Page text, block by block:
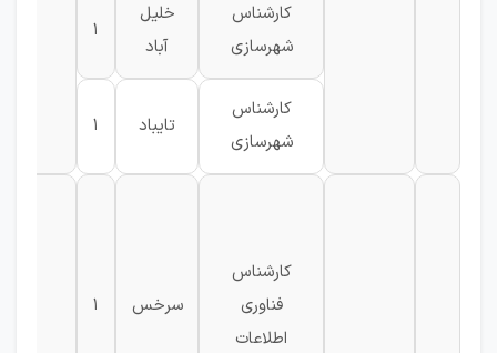
کارشناس
شهرسازی
خلیل
آباد
1
کارشناس
شهرسازی
تایباد 1
کارشناس
فناوری
اطلاعات
سرخس 1